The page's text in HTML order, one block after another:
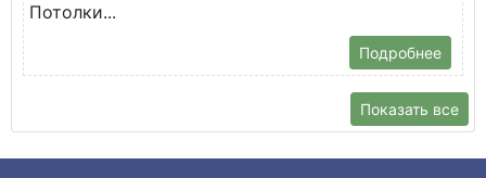
Потолки...
Подробнее
Показать все